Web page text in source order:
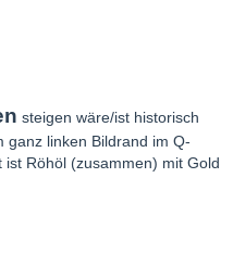
steigen wäre/ist historisch
ganz linken Bildrand im Q-
Röhöl (zusammen) mit Gold